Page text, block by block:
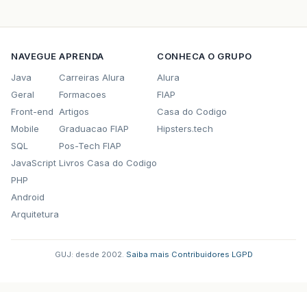
NAVEGUE
Java
Geral
Front-end
Mobile
SQL
JavaScript
PHP
Android
Arquitetura
APRENDA
Carreiras Alura
Formacoes
Artigos
Graduacao FIAP
Pos-Tech FIAP
Livros Casa do Codigo
CONHECA O GRUPO
Alura
FIAP
Casa do Codigo
Hipsters.tech
GUJ: desde 2002. Saiba mais Contribuidores LGPD